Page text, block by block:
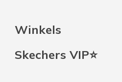
Winkels
Skechers VIP⭐